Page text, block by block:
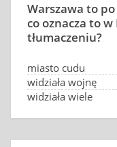
Warszawa to
co oznacza to w
tłumaczeniu?
miasto cudu
widziała wojnę
widziała wiele